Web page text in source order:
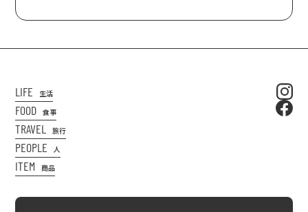
LIFE 生活
FOOD 食事
TRAVEL 旅行
PEOPLE 人
ITEM 商品